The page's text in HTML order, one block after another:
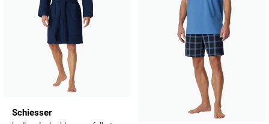
Schiesser